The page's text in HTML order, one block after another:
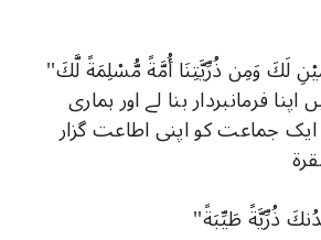
لَكَ وَمِن ذُرِّيَّتِنَا أُمَّةً مُّسْلِمَةً لَّكَ''
فرمانبردار بنا لے اور ہماری
جماعت کو اپنی اطاعت گزار
ذُرِّيَّةً طَيِّبَةً''